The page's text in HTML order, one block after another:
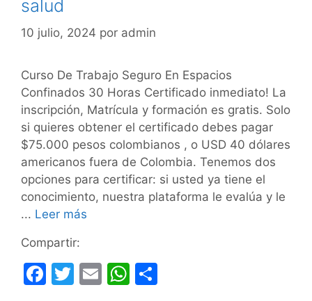
salud
10 julio, 2024 por admin
Curso De Trabajo Seguro En Espacios
Confinados 30 Horas Certificado inmediato! La
inscripción, Matrícula y formación es gratis. Solo
si quieres obtener el certificado debes pagar
$75.000 pesos colombianos , o USD 40 dólares
americanos fuera de Colombia. Tenemos dos
opciones para certificar: si usted ya tiene el
conocimiento, nuestra plataforma le evalúa y le
... Leer más
Compartir:
F
T
E
W